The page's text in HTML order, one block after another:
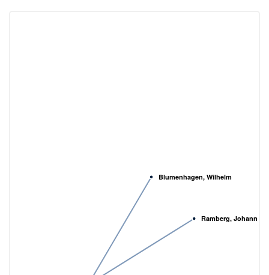
Blumenhagen, Wilhelm
Ramberg, Johann